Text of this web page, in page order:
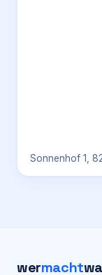
Sonnenhof 1,
wermacht